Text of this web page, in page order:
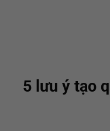
5 lưu ý tạo